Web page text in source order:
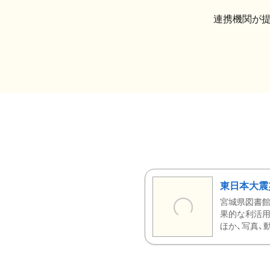
連携機関が
東日本大
宮城県図書
果的な利活
ほか、写真、